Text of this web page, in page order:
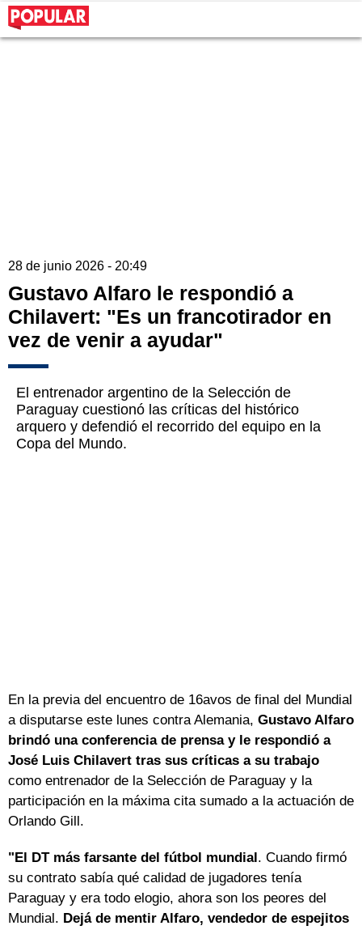
28 de junio 2026 - 20:49
Gustavo Alfaro le respondió a
Chilavert: "Es un francotirador en
vez de venir a ayudar"
El entrenador argentino de la Selección de
Paraguay cuestionó las críticas del histórico
arquero y defendió el recorrido del equipo en la
Copa del Mundo.
En la previa del encuentro de 16avos de final del Mundial
a disputarse este lunes contra Alemania, Gustavo Alfaro
brindó una conferencia de prensa y le respondió a
José Luis Chilavert tras sus críticas a su trabajo
como entrenador de la Selección de Paraguay y la
participación en la máxima cita sumado a la actuación de
Orlando Gill.
"El DT más farsante del fútbol mundial. Cuando firmó
su contrato sabía qué calidad de jugadores tenía
Paraguay y era todo elogio, ahora son los peores del
Mundial. Dejá de mentir Alfaro, vendedor de espejitos